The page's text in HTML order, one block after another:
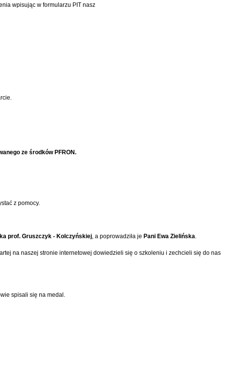
wpisując w formularzu PIT nasz
ze środków PFRON.
z pomocy.
prof. Gruszczyk - Kolczyńskiej , a poprowadziła je Pani Ewa Zielińska
na naszej stronie internetowej dowiedzieli się o szkoleniu i zechcieli się do nas
spisali się na medal.